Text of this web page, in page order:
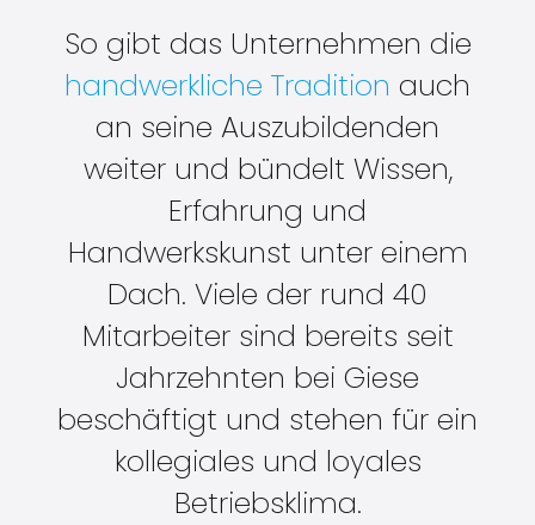
So gibt das Unternehmen die
handwerkliche Tradition auch
an seine Auszubildenden
weiter und bündelt Wissen,
Erfahrung und
Handwerkskunst unter einem
Dach. Viele der rund 40
Mitarbeiter sind bereits seit
Jahrzehnten bei Giese
beschäftigt und stehen für ein
kollegiales und loyales
Betriebsklima.